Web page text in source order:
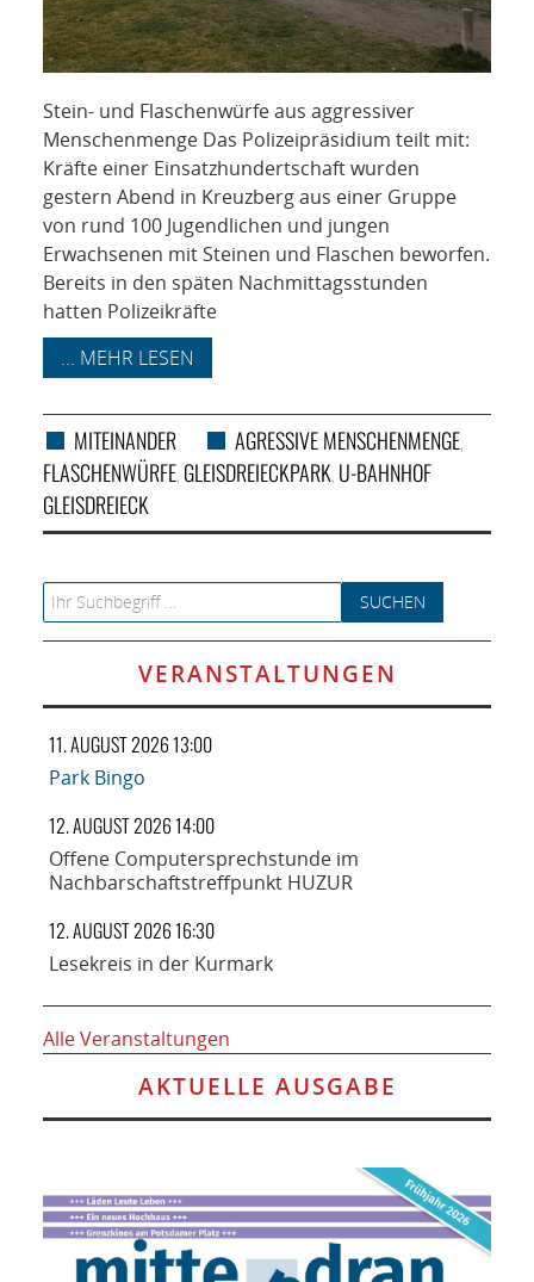
Stein- und Flaschenwürfe aus aggressiver
Menschenmenge Das Polizeipräsidium teilt mit:
Kräfte einer Einsatzhundertschaft wurden
gestern Abend in Kreuzberg aus einer Gruppe
von rund 100 Jugendlichen und jungen
Erwachsenen mit Steinen und Flaschen beworfen.
Bereits in den späten Nachmittagsstunden
hatten Polizeikräfte
... MEHR LESEN
MITEINANDER AGRESSIVE MENSCHENMENGE,
FLASCHENWÜRFE, GLEISDREIECKPARK, U-BAHNHOF
GLEISDREIECK
Search for:
VERANSTALTUNGEN
11. AUGUST 2026 13:00
Park Bingo
12. AUGUST 2026 14:00
Offene Computersprechstunde im
Nachbarschaftstreffpunkt HUZUR
12. AUGUST 2026 16:30
Lesekreis in der Kurmark
Alle Veranstaltungen
AKTUELLE AUSGABE